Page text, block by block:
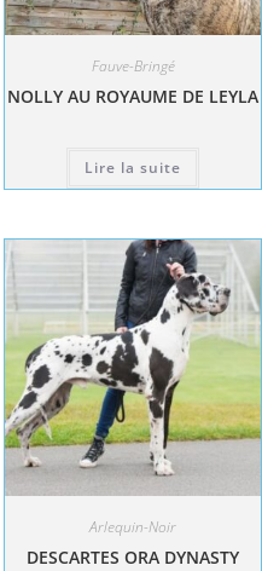
Fauve-Bringé
NOLLY AU ROYAUME DE LEYLA
Lire la suite
Arlequin-Noir
DESCARTES ORA DYNASTY